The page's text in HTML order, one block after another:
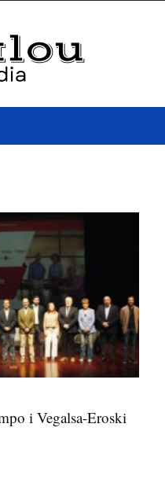
i Vegalsa-Eroski